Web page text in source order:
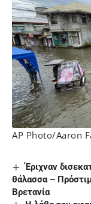
AP Photo/Aaron
Έριχναν
θάλασσα –
Βρετανία